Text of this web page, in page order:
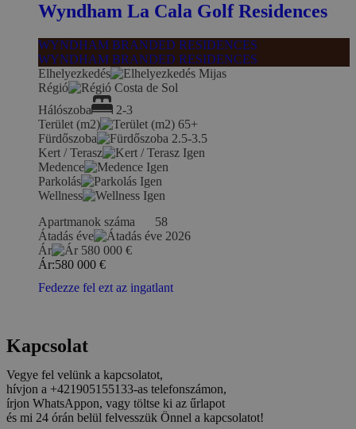
Wyndham La Cala Golf Residences
WYNDHAM BRANDED RESIDENCES
WYNDHAM BRANDED RESIDENCES
Elhelyezkedés
Mijas
Régió
Costa de Sol
Hálószoba
2-3
Terület (m2)
65+
Fürdőszoba
2.5-3.5
Kert / Terasz
Igen
Medence
Igen
Parkolás
Igen
Wellness
Igen
Apartmanok száma
58
Átadás éve
2026
Ár
580 000 €
Ár:580 000 €
Fedezze fel ezt az ingatlant
Kapcsolat
Vegye fel velünk a kapcsolatot,
hívjon a +421905155133-as telefonszámon,
írjon WhatsAppon, vagy töltse ki az űrlapot
és mi 24 órán belül felvesszük Önnel a kapcsolatot!